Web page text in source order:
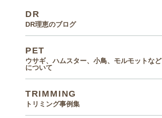
DR
DR理恵のブログ
PET
ウサギ、ハムスター、小鳥、モルモットなど
について
TRIMMING
トリミング事例集